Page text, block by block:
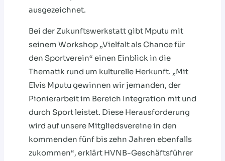
ausgezeichnet.
Bei der Zukunftswerkstatt gibt Mputu mit
seinem Workshop „Vielfalt als Chance für
den Sportverein“ einen Einblick in die
Thematik rund um kulturelle Herkunft. „Mit
Elvis Mputu gewinnen wir jemanden, der
Pionierarbeit im Bereich Integration mit und
durch Sport leistet. Diese Herausforderung
wird auf unsere Mitgliedsvereine in den
kommenden fünf bis zehn Jahren ebenfalls
zukommen“, erklärt HVNB-Geschäftsführer